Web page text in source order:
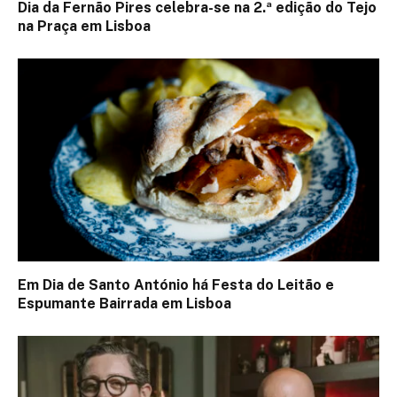
Dia da Fernão Pires celebra-se na 2.ª edição do Tejo
na Praça em Lisboa
Em Dia de Santo António há Festa do Leitão e
Espumante Bairrada em Lisboa